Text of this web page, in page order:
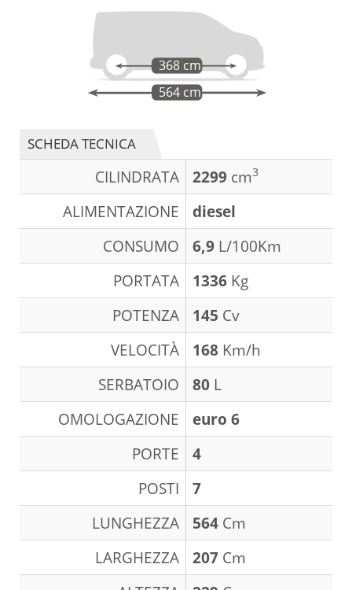
564 cm
368 cm
SCHEDA TECNICA
CILINDRATA 2299 cm3
ALIMENTAZIONE
diesel
CONSUMO
6,9 L/100Km
PORTATA
1336 Kg
POTENZA
145 Cv
VELOCITÀ
168 Km/h
SERBATOIO
80 L
OMOLOGAZIONE
euro 6
PORTE
4
POSTI
7
LUNGHEZZA
564 Cm
LARGHEZZA
207 Cm